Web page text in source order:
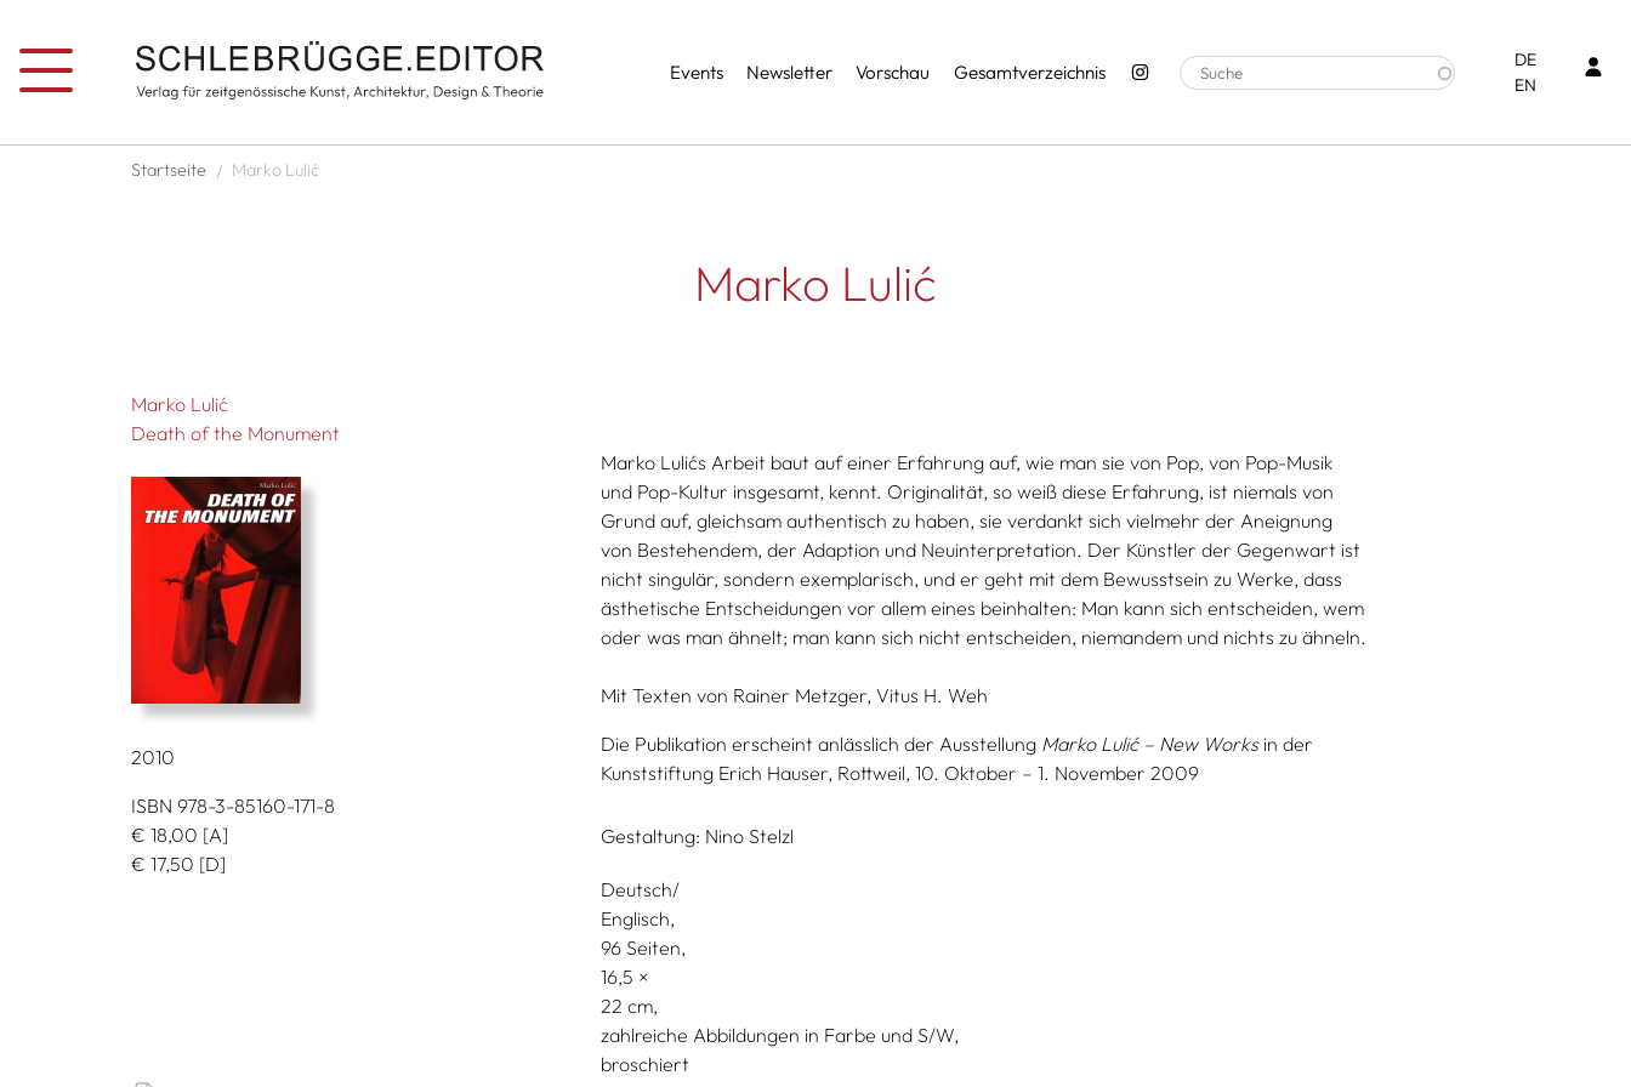
Services
Events Newsletter Vorschau Gesamtverzeichnis
DE
EN
Pfadnavigation
Startseite Marko Lulić
Marko Lulić
Marko Lulić
Death of the Monument
2010
ISBN 978-3-85160-171-8
€ 18,00 [A]
€ 17,50 [D]
Marko Lulićs Arbeit baut auf einer Erfahrung auf, wie man sie von Pop, von Pop-Musik
und Pop-Kultur insgesamt, kennt. Originalität, so weiß diese Erfahrung, ist niemals von
Grund auf, gleichsam authentisch zu haben, sie verdankt sich vielmehr der Aneignung
von Bestehendem, der Adaption und Neuinterpretation. Der Künstler der Gegenwart ist
nicht singulär, sondern exemplarisch, und er geht mit dem Bewusstsein zu Werke, dass
ästhetische Entscheidungen vor allem eines beinhalten: Man kann sich entscheiden, wem
oder was man ähnelt; man kann sich nicht entscheiden, niemandem und nichts zu ähneln.
Mit Texten von Rainer Metzger, Vitus H. Weh
Die Publikation erscheint anlässlich der Ausstellung Marko Lulić – New Worksin der
Kunststiftung Erich Hauser, Rottweil, 10. Oktober – 1. November 2009
Gestaltung: Nino Stelzl
Deutsch/
Englisch
96 Seiten,
16,5
22
zahlreiche Abbildungen in Farbe und S/W
broschiert